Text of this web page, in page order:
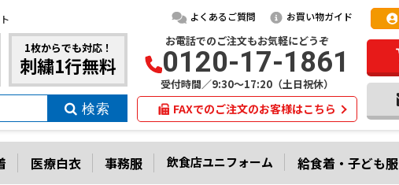
よくあるご質問 お買い物ガイド
1枚からでも対応！
刺繍1行無料
お電話でのご注文もお気軽にどうぞ
0120-17-1861
受付時間／9:30～17:20（土日祝休）
FAXでのご注文のお客様はこちら
医療白衣 事務服 飲食店ユニフォーム 給食着・子ども服